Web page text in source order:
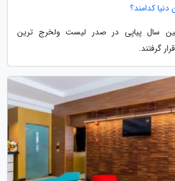
کدامند؟
سال پیاپی در صدر لیست ولخرج ترین
گرفتند.